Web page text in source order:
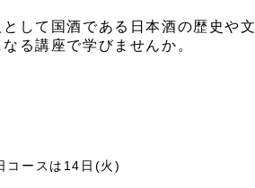
して国酒である日本酒の歴史や文
る講座で学びませんか。
コースは14日(火)